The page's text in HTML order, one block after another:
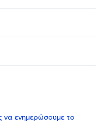
να ενημερώσουμε το